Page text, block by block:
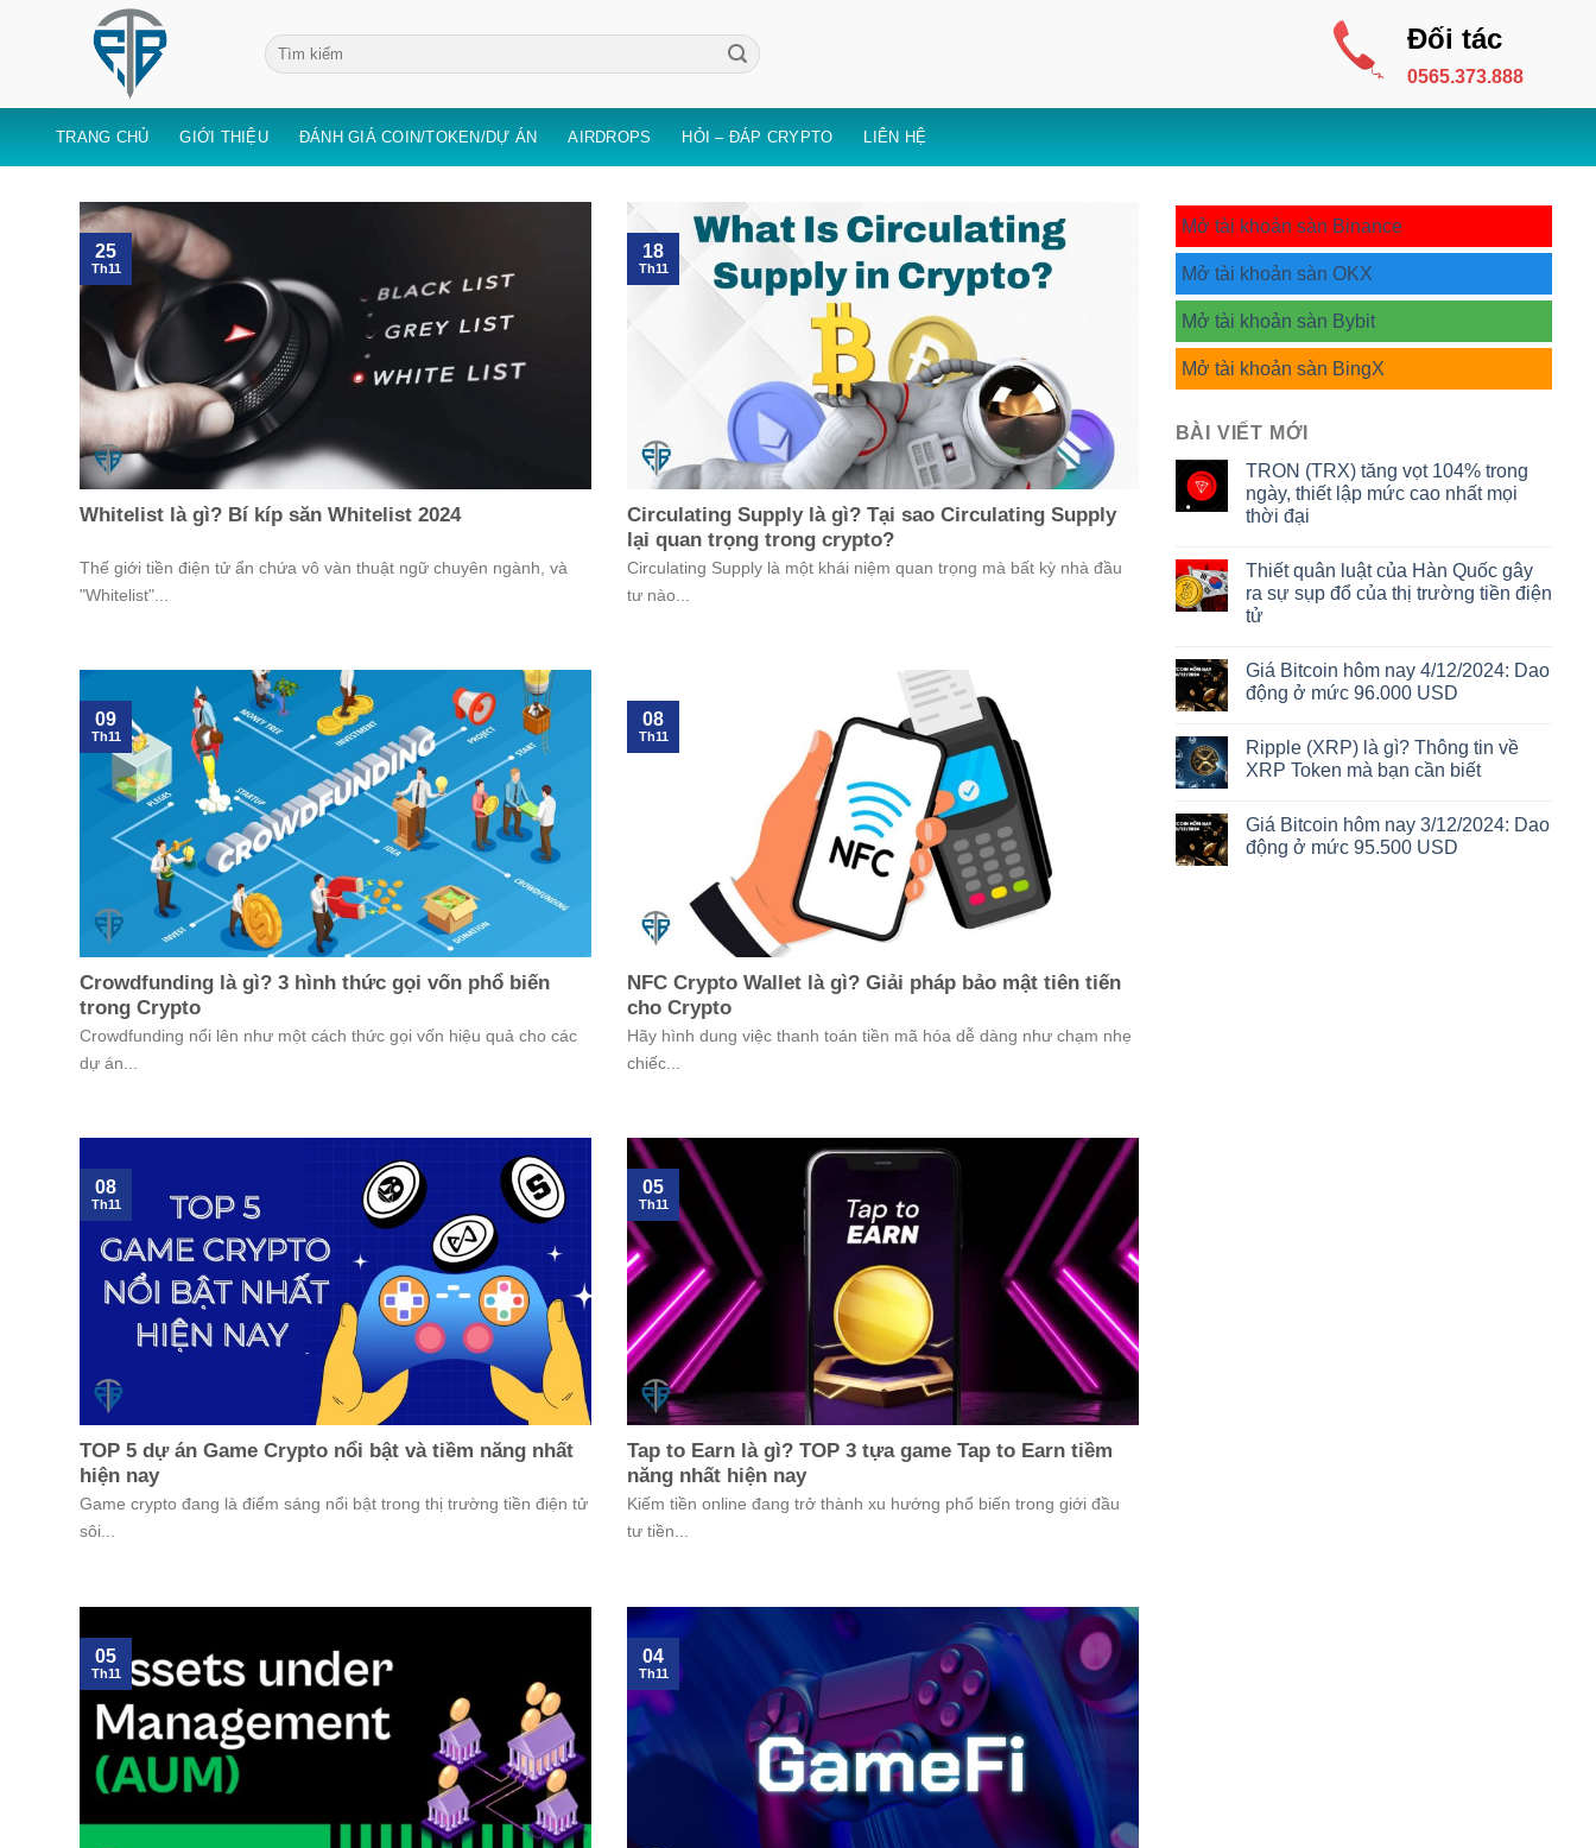
Đối tác
0565.373.888
TRANG CHỦ GIỚI THIỆU ĐÁNH GIÁ COIN/TOKEN/DỰ ÁN AIRDROPS HỎI – ĐÁP CRYPTO LIÊN HỆ
Whitelist là gì? Bí kíp săn Whitelist 2024
Thế giới tiền điện tử ẩn chứa vô vàn thuật ngữ chuyên ngành, và
"Whitelist"...
25
Th11
Circulating Supply là gì? Tại sao Circulating Supply
lại quan trọng trong crypto?
Circulating Supply là một khái niệm quan trọng mà bất kỳ nhà đầu
tư nào...
18
Th11
Crowdfunding là gì? 3 hình thức gọi vốn phổ biến
trong Crypto
Crowdfunding nổi lên như một cách thức gọi vốn hiệu quả cho các
dự án...
09
Th11
NFC Crypto Wallet là gì? Giải pháp bảo mật tiên tiến
cho Crypto
Hãy hình dung việc thanh toán tiền mã hóa dễ dàng như chạm nhẹ
chiếc...
08
Th11
TOP 5 dự án Game Crypto nổi bật và tiềm năng nhất
hiện nay
Game crypto đang là điểm sáng nổi bật trong thị trường tiền điện tử
sôi...
08
Th11
Tap to Earn là gì? TOP 3 tựa game Tap to Earn tiềm
năng nhất hiện nay
Kiếm tiền online đang trở thành xu hướng phổ biến trong giới đầu
tư tiền...
05
Th11
05
Th11
04
Th11
Mở tài khoản sàn Binance
Mở tài khoản sàn OKX
Mở tài khoản sàn Bybit
Mở tài khoản sàn BingX
BÀI VIẾT MỚI
TRON (TRX) tăng vọt 104% trong
ngày, thiết lập mức cao nhất mọi
thời đại
Thiết quân luật của Hàn Quốc gây
ra sự sụp đổ của thị trường tiền điện
tử
Giá Bitcoin hôm nay 4/12/2024: Dao
động ở mức 96.000 USD
Ripple (XRP) là gì? Thông tin về
XRP Token mà bạn cần biết
Giá Bitcoin hôm nay 3/12/2024: Dao
động ở mức 95.500 USD